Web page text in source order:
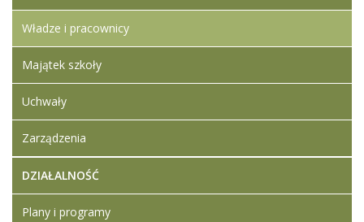
Władze i pracownicy
Majątek szkoły
Uchwały
Zarządzenia
DZIAŁALNOŚĆ
Plany i programy